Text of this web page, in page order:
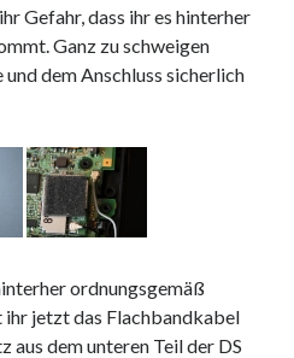
Gefahr, dass ihr es hinterher
Ganz zu schweigen
und dem Anschluss sicherlich
ordnungsgemäß
jetzt das Flachbandkabel
aus dem unteren Teil der DS